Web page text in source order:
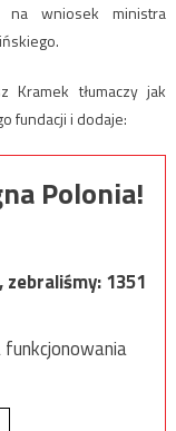
na wniosek ministra
Kramek tłumaczy jak
fundacji i dodaje:
Polonia!
zebraliśmy:1351